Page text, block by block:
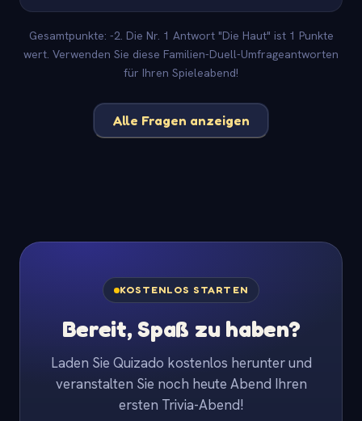
Gesamtpunkte: -2. Die Nr. 1 Antwort "Die Haut" ist 1 Punkte
wert. Verwenden Sie diese Familien-Duell-Umfrageantworten
für Ihren Spieleabend!
Alle Fragen anzeigen
KOSTENLOS STARTEN
Bereit, Spaß zu haben?
Laden Sie Quizado kostenlos herunter und
veranstalten Sie noch heute Abend Ihren
ersten Trivia-Abend!